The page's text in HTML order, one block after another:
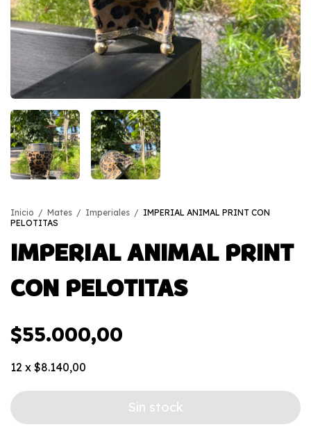
Inicio / Mates / Imperiales / IMPERIAL ANIMAL PRINT CON
PELOTITAS
IMPERIAL ANIMAL PRINT
CON PELOTITAS
$55.000,00
12 x $8.140,00